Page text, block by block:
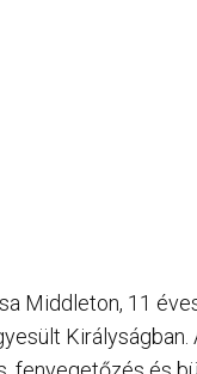
Middleton, 11